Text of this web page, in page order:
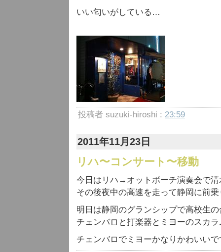
いい匂いがしている…
投稿者 suzuki-hiroshi : 23:59
2011年11月23日
リハ〜コンサート〜移動
今日はリハ→オットボーチ演奏会で
その後夜中の高速を走って静岡に前乗
明日は静岡のグランシップで高校生
チェンバロと打楽器とミヨーのスカ
チェンバロでミヨーかなりかわいい